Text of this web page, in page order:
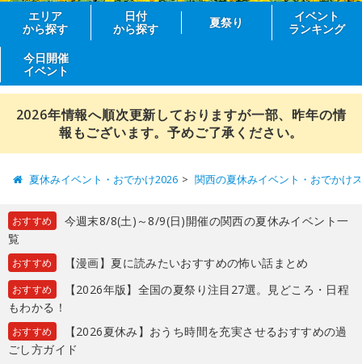
エリア
から探す
日付
から探す
夏祭り
イベント
ランキング
今日開催
イベント
2026年情報へ順次更新しておりますが一部、昨年の情
報もございます。予めご了承ください。
夏休みイベント・おでかけ2026 関西の夏休みイベント・おでかけ
おすすめ
今週末8/8(土)～8/9(日)開催の関西の夏休みイベント一
覧
おすすめ 【漫画】夏に読みたいおすすめの怖い話まとめ
おすすめ
【2026年版】全国の夏祭り注目27選。見どころ・日程
もわかる！
おすすめ
【2026夏休み】おうち時間を充実させるおすすめの過
ごし方ガイド